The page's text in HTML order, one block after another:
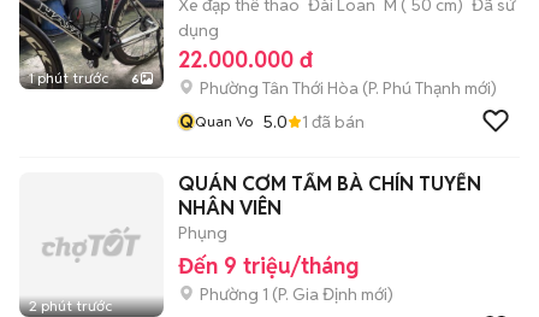
1 phút trước 6
Xe đạp thể thao Đài Loan M ( 50 cm) Đã sử
dụng
22.000.000 đ
Phường Tân Thới Hòa (P. Phú Thạnh mới)
QQuan Vo 5.0 1 đã bán
2 phút trước
QUÁN CƠM TẤM BÀ CHÍN TUYỂN
NHÂN VIÊN
Phụng
Đến 9 triệu/tháng
Phường 1 (P. Gia Định mới)